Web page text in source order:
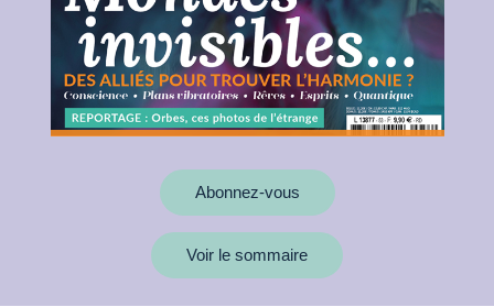
Abonnez-vous
Voir le sommaire